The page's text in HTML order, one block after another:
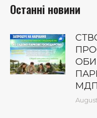
Останні новини